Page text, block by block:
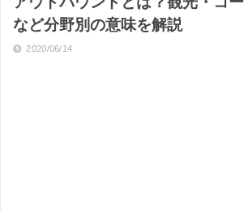
など分野別の意味を解説
2020/06/14